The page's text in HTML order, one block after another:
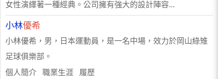
女性演繹著一種經典。公司擁有強大的設計陣容...
小林優希
小林優希，男，日本運動員，是一名中場，效力於岡山綠雉
足球俱樂部。
個人簡介 職業生涯 履歷